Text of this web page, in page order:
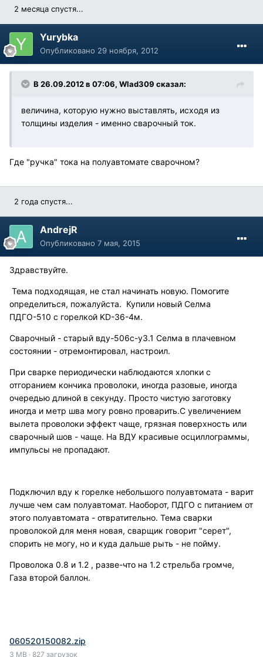
2 месяца спустя...
Yurybka
Опубликовано 29 ноября, 2012
В 26.09.2012 в 07:06, Wlad309 сказал:
величина, которую нужно выставлять, исходя из
толщины изделия - именно сварочный ток.
Где "ручка" тока на полуавтомате сварочном?
2 года спустя...
AndrejR
Опубликовано 7 мая, 2015
Здравствуйте.
Тема подходящая, не стал начинать новую. Помогите
определиться, пожалуйста. Купили новый Селма
ПДГО-510 с горелкой KD-36-4м.
Сварочный - старый вду-506с-у3.1 Селма в плачевном
состоянии - отремонтировал, настроил.
При сварке периодически наблюдаются хлопки с
отгоранием кончика проволоки, иногда разовые, иногда
очередью длиной в секунду. Просто чистую заготовку
иногда и метр шва могу ровно проварить.С увеличением
вылета проволоки эффект чаще, грязная поверхность или
сварочный шов - чаще. На ВДУ красивые осциллограммы,
импульсы не пропадают.
Подключил вду к горелке небольшого полуавтомата - варит
лучше чем сам полуавтомат. Наоборот, ПДГО с питанием от
этого полуавтомата - отвратительно. Тема сварки
проволокой для меня новая, сварщик говорит "серет",
спорить не могу, но и куда дальше рыть - не пойму.
Проволока 0.8 и 1.2 , разве-что на 1.2 стрельба громче,
Газа второй баллон.
060520150082.zip
3 MB · 827 загрузок